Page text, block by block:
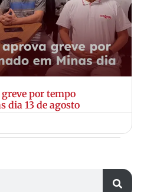
por tempo
dia 13 de agosto